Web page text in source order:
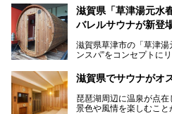
この記事は北近江リゾ
す。
ープン。湖からそよぐ
が楽しめます。
を打てるのも醍醐味の一
イドル」の現役アーティ
滋賀県「草津湯元水
バレルサウナが新登
滋賀県草津市の「草津湯
ンスパ”をコンセプトに
たほか、岩盤房やバレ
産地消をテーマにした
今回新しくなった「草津
紹介します。
滋賀県でサウナがオ
琵琶湖周辺に温泉が点
景色や風情を楽しむこと